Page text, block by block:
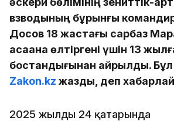
взводының бұрынғы
Досов 18 жастағы сарбаз
қасақана өлтіргені үшін 13
бостандығынан айрылды.
Zakon.kz жазды, деп
2025 жылдың 24 қаңтарында